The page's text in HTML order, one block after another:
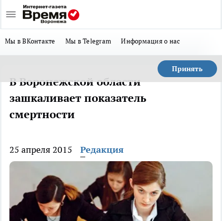
Мы в ВКонтакте Мы в Telegram Информация о нас
Принять
В Воронежской области
зашкаливает показатель
смертности
25 апреля 2015 Редакция